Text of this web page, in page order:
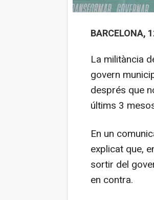
BARCELONA,
La militància
govern
després que
últims 3
En un
explicat que,
sortir del
en contra.